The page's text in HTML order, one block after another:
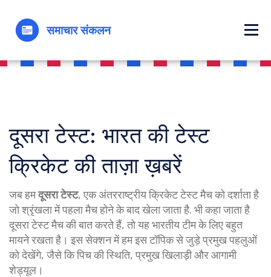
दूसरा टेस्ट: भारत की टेस्ट
क्रिकेट की ताज़ा ख़बरें
जब हमदूसरा टेस्ट,एक अंतरराष्ट्रीय क्रिकेट टेस्ट मैच को दर्शाता है
जो श्रृंखला में पहला मैच होने के बाद खेला जाता है. भी कहा जाता है
दूसरा टेस्ट मैचकी बात करते हैं, तो यह भारतीय टीम के लिए बहुत
मायने रखता है। इस सेक्शन में हम इस टॉपिक से जुड़े प्रमुख पहलुओं
को देखेंगे, जैसे कि पिच की स्थिति, प्रमुख खिलाड़ी और आगामी
शेड्यूल।